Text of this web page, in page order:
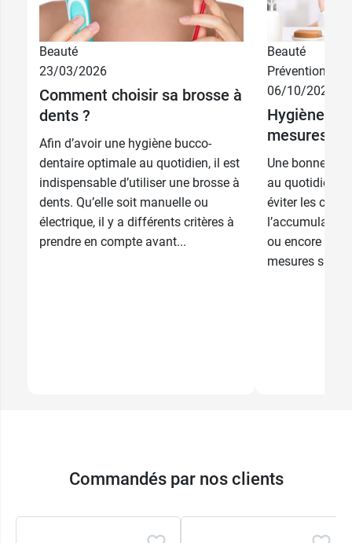
Beauté
23/03/2026
Comment choisir sa brosse à
dents ?
Afin d’avoir une hygiène bucco-
dentaire optimale au quotidien, il est
indispensable d’utiliser une brosse à
dents. Qu’elle soit manuelle ou
électrique, il y a différents critères à
prendre en compte avant...
Beauté
Prévention
06/10/2025
Hygiène
mesures
Une bonne
au quotidien
éviter les
ou encore la
mesures
Commandés par nos clients